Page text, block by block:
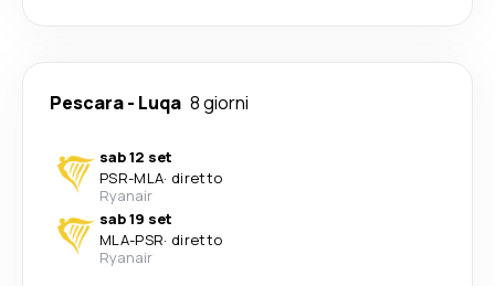
Pescara- Luqa 8 giorni
sab 12 set
PSR-MLA· diretto
Ryanair
sab 19 set
MLA-PSR· diretto
Ryanair